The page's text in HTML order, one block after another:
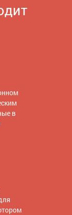
в